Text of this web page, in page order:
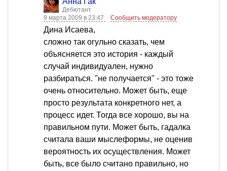
Дебютант
9 марта 2009 в 23:47
Сообщить модератору
Дина Исаева,
сложно так огульно сказать, чем
объясняется это история - каждый
случай индивидуален, нужно
разбираться. "не получается" - это тоже
очень относительно. Может быть, еще
просто результата конкретного нет, а
процесс идет. Тогда все хорошо, вы на
правильном пути. Может быть, гадалка
считала ваши мыслеформы, не оценив
вероятность их осуществления. Может
быть, все было считано правильно, но